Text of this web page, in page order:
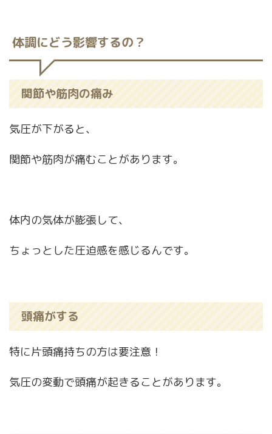
体調にどう影響するの？
関節や筋肉の痛み
気圧が下がると、
関節や筋肉が痛むことがあります。
体内の気体が膨張して、
ちょっとした圧迫感を感じるんです。
頭痛がする
特に片頭痛持ちの方は要注意！
気圧の変動で頭痛が起きることがあります。